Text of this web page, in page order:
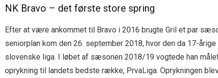
NK Bravo – det første store spring
Efter at være ankommet til Bravo i 2016 brugte Gril et par
seniorplan kom den 26. september 2018, hvor den da 17-
slovenske liga. I løbet af sæsonen 2018/19 vogtede han
oprykning til landets bedste række, PrvaLiga. Oprykningen